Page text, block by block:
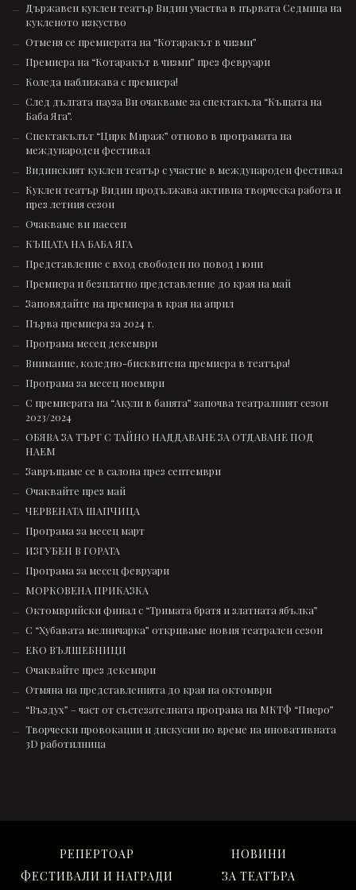
Държавен куклен театър Видин участва в първата Седмица на
кукленото изкуство
Отменя се премиерата на “Котаракът в чизми”
Премиера на “Котаракът в чизми” през февруари
Коледа наближава с премиера!
След дългата пауза Ви очакваме за спектакъла “Къщата на
Баба Яга”.
Спектакълът “Цирк Мираж” отново в програмата на
международен фестивал
Видинският куклен театър с участие в международен фестивал
Куклен театър Видин продължава активна творческа работа и
през летния сезон
Очакваме ви наесен
КЪЩАТА НА БАБА ЯГА
Представление с вход свободен по повод 1 юни
Премиера и безплатно представление до края на май
Заповядайте на премиера в края на април
Първа премиера за 2024 г.
Програма месец декември
Внимание, коледно-бисквитена премиера в театъра!
Програма за месец ноември
С премиерата на “Акули в банята” започва театралният сезон
2023/2024
ОБЯВА ЗА ТЪРГ С ТАЙНО НАДДАВАНЕ ЗА ОТДАВАНЕ ПОД
НАЕМ
Завръщаме се в салона през септември
Очаквайте през май
ЧЕРВЕНАТА ШАПЧИЦА
Програма за месец март
ИЗГУБЕН В ГОРАТА
Програма за месец февруари
МОРКОВЕНА ПРИКАЗКА
Октомврийски финал с “Тримата братя и златната ябълка”
С “Хубавата мелничарка” откриваме новия театрален сезон
ЕКО ВЪЛШЕБНИЦИ
Очаквайте през декември
Отмяна на представленията до края на октомври
“Въздух” – част от състезателната програмa на МКТФ “Пиеро”
Творчески провокации и дискусии по време на иновативната
3D работилница
РЕПЕРТОАР
НОВИНИ
ФЕСТИВАЛИ И НАГРАДИ
ЗА ТЕАТЪРА